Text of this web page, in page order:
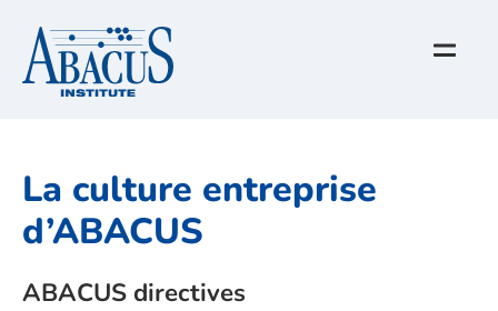
La culture entreprise
d’ABACUS
ABACUS directives